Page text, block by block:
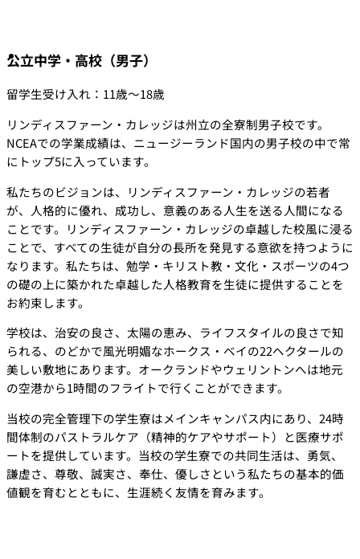
公立中学・高校（男子）
留学生受け入れ：11歳～18歳
リンディスファーン・カレッジは州立の全寮制男子校です。
NCEAでの学業成績は、ニュージーランド国内の男子校の中で常
にトップ5に入っています。
私たちのビジョンは、リンディスファーン・カレッジの若者
が、人格的に優れ、成功し、意義のある人生を送る人間になる
ことです。リンディスファーン・カレッジの卓越した校風に浸る
ことで、すべての生徒が自分の長所を発見する意欲を持つように
なります。私たちは、勉学・キリスト教・文化・スポーツの4つ
の礎の上に築かれた卓越した人格教育を生徒に提供することを
お約束します。
学校は、治安の良さ、太陽の恵み、ライフスタイルの良さで知
られる、のどかで風光明媚なホークス・ベイの22ヘクタールの
美しい敷地にあります。オークランドやウェリントンへは地元
の空港から1時間のフライトで行くことができます。
当校の完全管理下の学生寮はメインキャンパス内にあり、24時
間体制のパストラルケア（精神的ケアやサポート）と医療サポ
ートを提供しています。当校の学生寮での共同生活は、勇気、
謙虚さ、尊敬、誠実さ、奉仕、優しさという私たちの基本的価
値観を育むとともに、生涯続く友情を育みます。